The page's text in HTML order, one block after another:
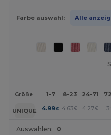
Farbe auswahl: Alle
Größe 1-7 8-23 24-71
UNIQUE 4.99€ 4.63€ 4.27€
Auswahlen: 0